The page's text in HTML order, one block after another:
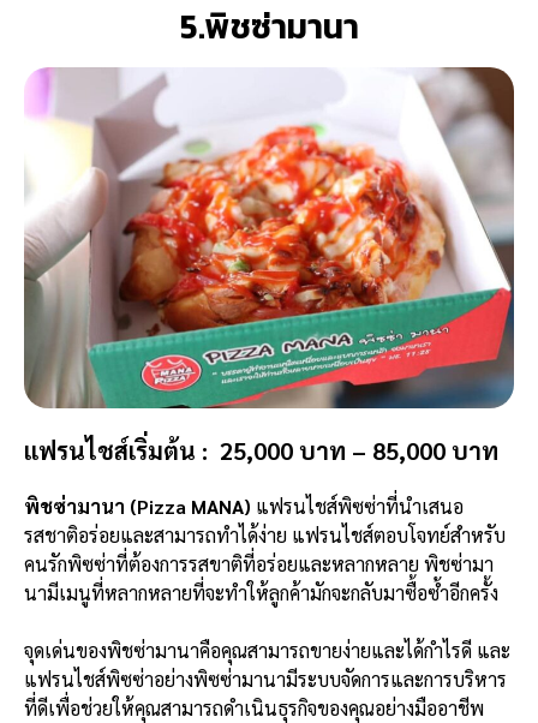
5.พิชซ่ามานา
แฟรนไชส์เริ่มต้น : 25,000 บาท – 85,000 บาท
พิชซ่ามานา (Pizza MANA) แฟรนไชส์พิซซ่าที่นำเสนอ
รสชาติอร่อยและสามารถทำได้ง่าย แฟรนไชส์ตอบโจทย์สำหรับ
คนรักพิซซ่าที่ต้องการรสขาติที่อร่อยและหลากหลาย พิชซ่ามา
นามีเมนูที่หลากหลายที่จะทำให้ลูกค้ามักจะกลับมาซื้อซ้ำอีกครั้ง
จุดเด่นของพิชซ่ามานาคือคุณสามารถขายง่ายและได้กำไรดี และ
แฟรนไชส์พิซซ่าอย่างพิซซ่ามานามีระบบจัดการและการบริหาร
ที่ดีเพื่อช่วยให้คุณสามารถดำเนินธุรกิจของคุณอย่างมืออาชีพ